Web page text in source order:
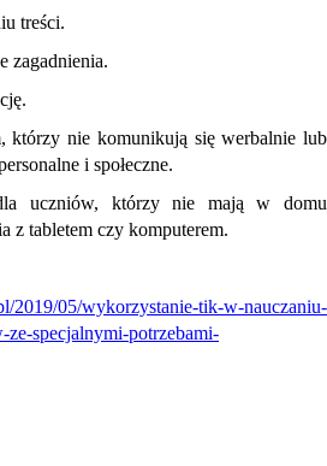
treści.
zagadnienia.
którzy nie komunikują się werbalnie lub
i społeczne.
uczniów, którzy nie mają w domu
z tabletem czy komputerem.
2019/05/wykorzystanie-tik-w-nauczaniu-
ze-specjalnymi-potrzebami-